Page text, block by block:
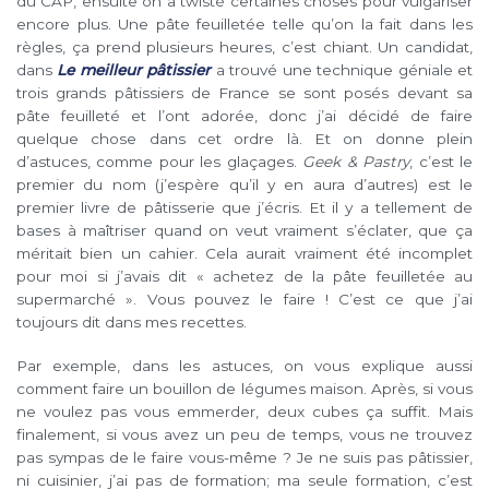
encore plus. Une pâte feuilletée telle qu’on la fait dans les
règles, ça prend plusieurs heures, c’est chiant. Un candidat,
dans Le meilleur pâtissiera trouvé une technique géniale et
trois grands pâtissiers de France se sont posés devant sa
pâte feuilleté et l’ont adorée, donc j’ai décidé de faire
quelque chose dans cet ordre là. Et on donne plein
d’astuces, comme pour les glaçages. Geek & Pastry, c’est le
premier du nom (j’espère qu’il y en aura d’autres) est le
premier livre de pâtisserie que j’écris. Et il y a tellement de
bases à maîtriser quand on veut vraiment s’éclater, que ça
méritait bien un cahier. Cela aurait vraiment été incomplet
pour moi si j’avais dit « achetez de la pâte feuilletée au
supermarché ». Vous pouvez le faire ! C’est ce que j’ai
toujours dit dans mes recettes.
Par exemple, dans les astuces, on vous explique aussi
comment faire un bouillon de légumes maison. Après, si vous
ne voulez pas vous emmerder, deux cubes ça suffit. Mais
finalement, si vous avez un peu de temps, vous ne trouvez
pas sympas de le faire vous-même ? Je ne suis pas pâtissier,
ni cuisinier, j’ai pas de formation; ma seule formation, c’est